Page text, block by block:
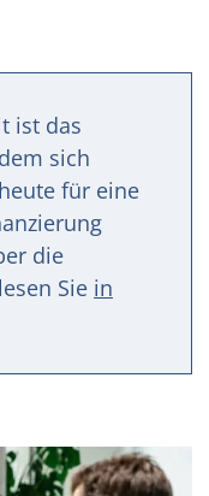
ist das
sich
für eine
die
Sie in